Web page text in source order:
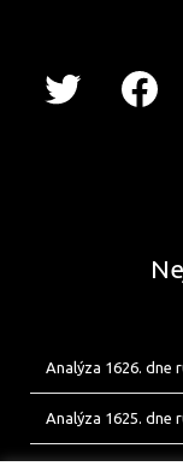
Analýza 1626. dne
Analýza 1625. dne